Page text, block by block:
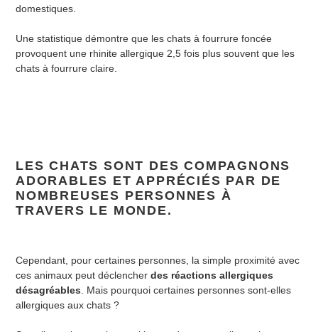
domestiques.
Une statistique démontre que les chats à fourrure foncée
provoquent une rhinite allergique 2,5 fois plus souvent que les
chats à fourrure claire.
LES CHATS SONT DES COMPAGNONS
ADORABLES ET APPRÉCIÉS PAR DE
NOMBREUSES PERSONNES À
TRAVERS LE MONDE.
Cependant, pour certaines personnes, la simple proximité avec
ces animaux peut déclencher des réactions allergiques
désagréables . Mais pourquoi certaines personnes sont-elles
allergiques aux chats ?